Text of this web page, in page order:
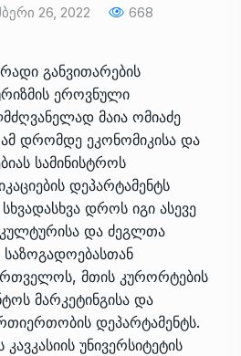
26, 2022 668
განვითარების
ეროვნული
მაია ომიაძე
დრომდე ეკონომიკისა და
სამინისტროს
დეპარტამენტს
დროს იგი ასევე
და ძეგლთა
საზოგადოებასთან
მთის კურორტების
მარკეტინგისა და
დეპარტამენტს.
უნივერსიტეტის